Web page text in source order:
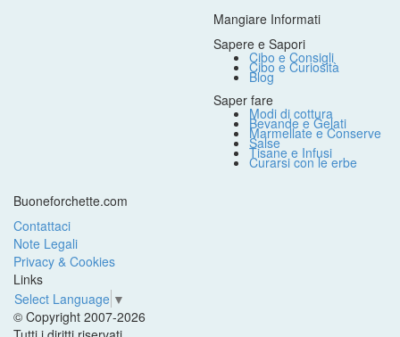
Mangiare Informati
Sapere e Sapori
Cibo e Consigli
Cibo e Curiosità
Blog
Saper fare
Modi di cottura
Bevande e Gelati
Marmellate e Conserve
Salse
Tisane e Infusi
Curarsi con le erbe
Buoneforchette.com
Contattaci
Note Legali
Privacy & Cookies
Links
Select Language ▼
© Copyright 2007-2026